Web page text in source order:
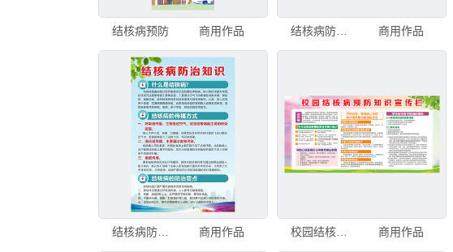
结核病预防 商用作品 商用作品
结核病防治知识 商用作品 校园结核病预防知识宣传栏 商用作品